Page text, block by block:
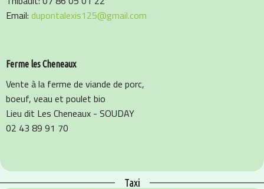
Email: dupontalexis125@gmail.com
Ferme les Cheneaux
Vente à la ferme de viande de porc,
boeuf, veau et poulet bio
Lieu dit Les Cheneaux - SOUDAY
02 43 89 91 70
Taxi